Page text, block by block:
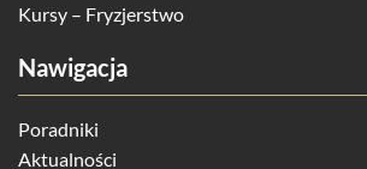
Kursy – Fryzjerstwo
Nawigacja
Poradniki
Aktualności